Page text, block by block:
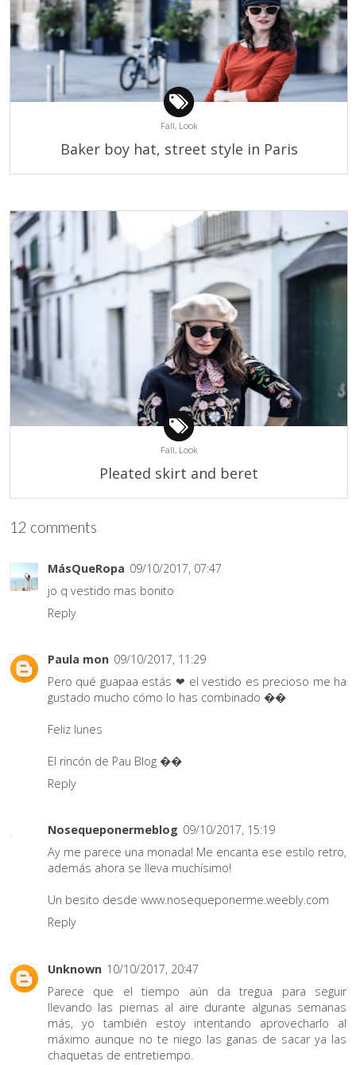
Fall, Look
Baker boy hat, street style in Paris
Fall, Look
Pleated skirt and beret
12 comments
MásQueRopa 09/10/2017, 07:47
jo q vestido mas bonito
Reply
Paula mon 09/10/2017, 11:29
Pero qué guapaa estás ❤ el vestido es precioso me ha
gustado mucho cómo lo has combinado ��
Feliz lunes
El rincón de Pau Blog ��
Reply
Nosequeponermeblog 09/10/2017, 15:19
Ay me parece una monada! Me encanta ese estilo retro,
además ahora se lleva muchísimo!
Un besito desde www.nosequeponerme.weebly.com
Reply
Unknown 10/10/2017, 20:47
Parece que el tiempo aún da tregua para seguir
llevando las piernas al aire durante algunas semanas
más, yo también estoy intentando aprovecharlo al
máximo aunque no te niego las ganas de sacar ya las
chaquetas de entretiempo.